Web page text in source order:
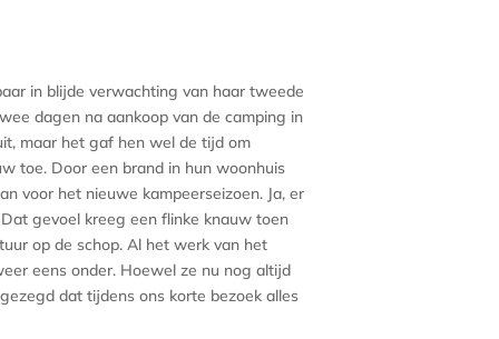
in blijde verwachting van haar tweede
dagen na aankoop van de camping in
maar het gaf hen wel de tijd om
toe. Door een brand in hun woonhuis
voor het nieuwe kampeerseizoen. Ja, er
gevoel kreeg een flinke knauw toen
op de schop. Al het werk van het
eens onder. Hoewel ze nu nog altijd
dat tijdens ons korte bezoek alles